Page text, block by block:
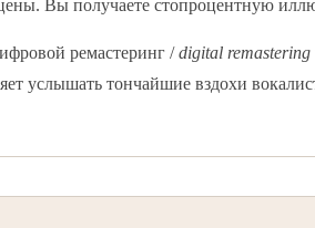
Вы получаете стопроцентную
ремастеринг /digital remastering
услышать тончайшие вздохи